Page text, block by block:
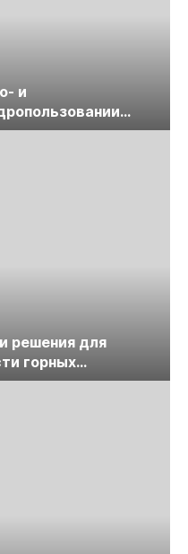
и
решения для
горных